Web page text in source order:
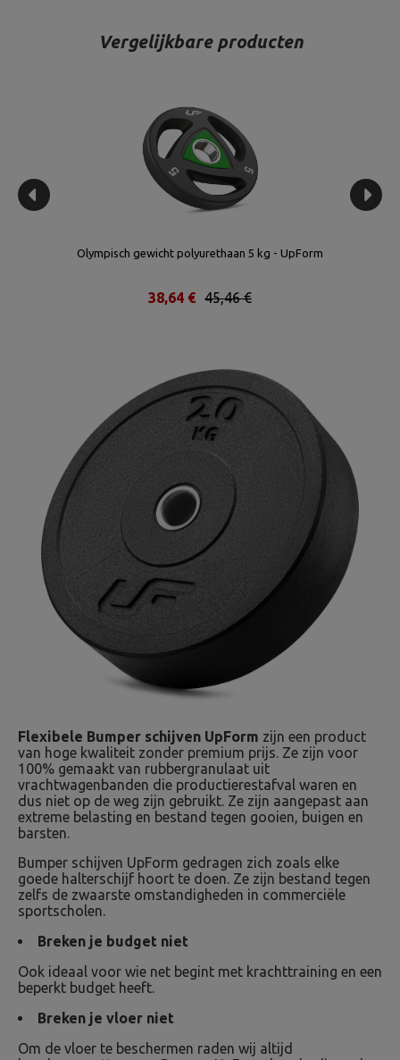
Vergelijkbare producten
Olympisch gewicht polyurethaan 5 kg - UpForm
45,46 €
38,64 €
Flexibele Bumper schijven UpForm zijn een product
van hoge kwaliteit zonder premium prijs. Ze zijn voor
100% gemaakt van rubbergranulaat uit
vrachtwagenbanden die productierestafval waren en
dus niet op de weg zijn gebruikt. Ze zijn aangepast aan
extreme belasting en bestand tegen gooien, buigen en
barsten.
Bumper schijven UpForm gedragen zich zoals elke
goede halterschijf hoort te doen. Ze zijn bestand tegen
zelfs de zwaarste omstandigheden in commerciële
sportscholen.
Breken je budget niet
Ook ideaal voor wie net begint met krachttraining en een
beperkt budget heeft.
Breken je vloer niet
Om de vloer te beschermen raden wij altijd